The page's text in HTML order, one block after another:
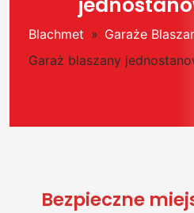
Blachmet » Garaże
Garaż blaszany
Bezpieczne